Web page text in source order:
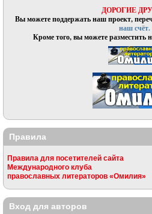
ДОРОГИЕ
Вы можете поддержать наш проект,
наш счёт.
Кроме того, вы можете разместить
Правила
Правила для посетителей сайта
Международного клуба
православных литераторов «Омилия»
Вход для авторов